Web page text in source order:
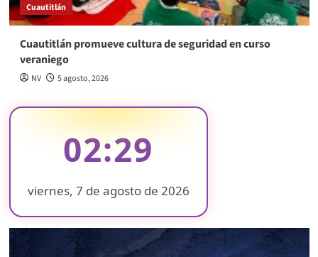
Cuautitlán
Cuautitlán promueve cultura de seguridad en curso
veraniego
NV 5 agosto, 2026
02:30
viernes, 7 de agosto de 2026
❄
❄
❄